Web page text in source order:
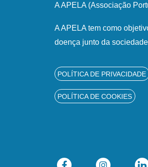
A APELA (Associação
A APELA tem como
doença junto da
POLÍTICA DE PRIVACIDADE
POLÍTICA DE COOKIES